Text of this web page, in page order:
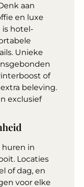
aan
en luxe
is hotel-
Unieke
of
beleving.
exclusief
huren in
Locaties
of dag, en
voor elke